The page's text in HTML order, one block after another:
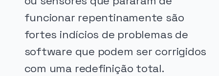
funcionar repentinamente são
fortes indícios de problemas de
software que podem ser corrigidos
com uma redefinição total.